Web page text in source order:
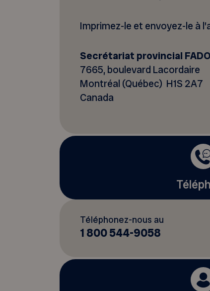
Imprimez-le et envoyez-le à
Secrétariat provincial
7665, boulevard Lacordaire
Montréal (Québec) H1S 2A7
Canada
Téléphonez-nous au
1 800 544-9058